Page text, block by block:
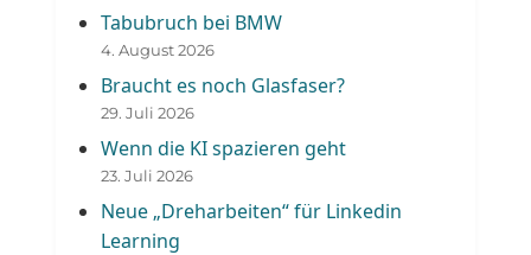
Tabubruch bei BMW
4. August 2026
Braucht es noch Glasfaser?
29. Juli 2026
Wenn die KI spazieren geht
23. Juli 2026
Neue „Dreharbeiten“ für Linkedin
Learning